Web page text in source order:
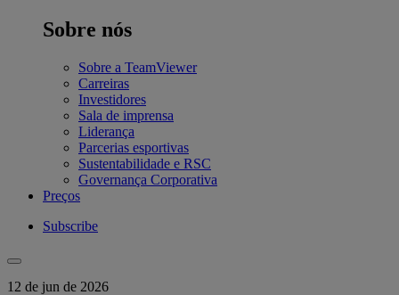
Sobre nós
Sobre a TeamViewer
Carreiras
Investidores
Sala de imprensa
Liderança
Parcerias esportivas
Sustentabilidade e RSC
Governança Corporativa
Preços
Subscribe
12 de jun de 2026